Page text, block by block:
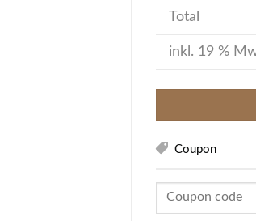
Total
inkl. 19 %
Coupon